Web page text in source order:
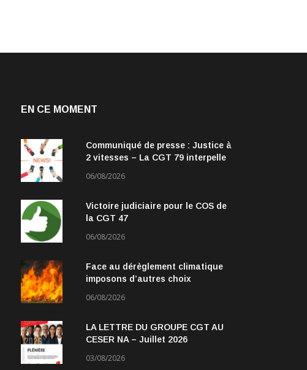
EN CE MOMENT
Communiqué de presse : Justice à
2 vitesses – La CGT 79 interpelle
06/08/2026
Victoire judiciaire pour le COS de
la CGT 47
06/08/2026
Face au dérèglement climatique
imposons d’autres choix
06/08/2026
LA LETTRE DU GROUPE CGT AU
CESER NA – Juillet 2026
03/08/2026